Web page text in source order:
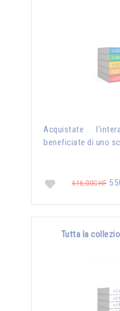
Acquistate
beneficiate di uno
616.00CHF
Tutta la